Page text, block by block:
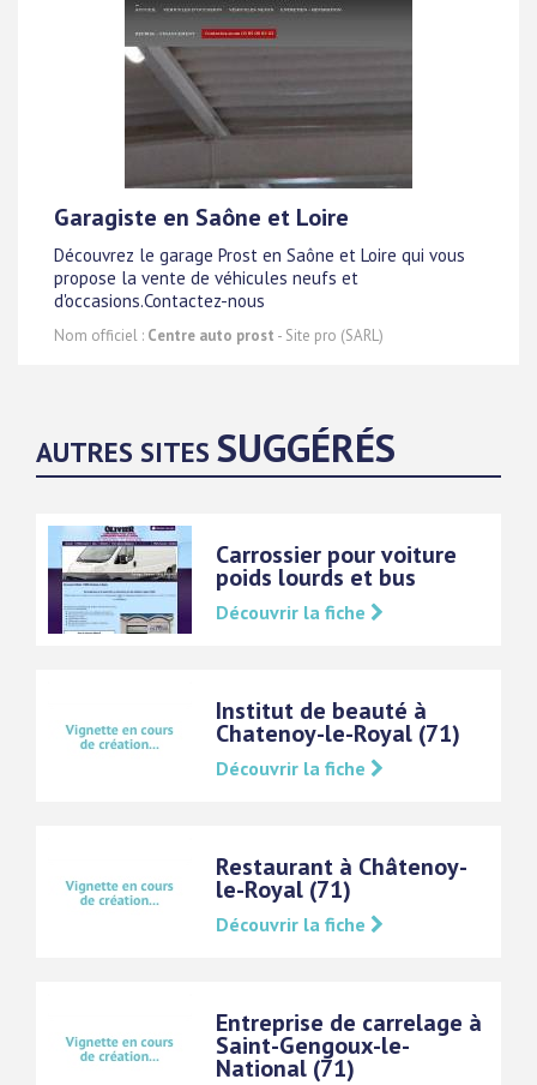
Garagiste en Saône et Loire
Découvrez le garage Prost en Saône et Loire qui vous
propose la vente de véhicules neufs et
d'occasions.Contactez-nous
Nom officiel : Centre auto prost - Site pro (SARL)
AUTRES SITES SUGGÉRÉS
Carrossier pour voiture
poids lourds et bus
Découvrir la fiche
Institut de beauté à
Chatenoy-le-Royal (71)
Découvrir la fiche
Restaurant à Châtenoy-
le-Royal (71)
Découvrir la fiche
Entreprise de carrelage à
Saint-Gengoux-le-
National (71)